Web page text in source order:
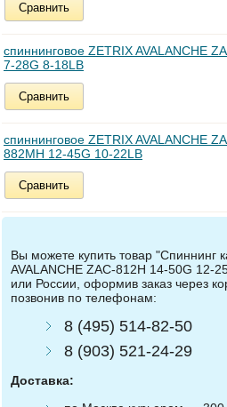
Сравнить
спиннинговое ZETRIX AVALANCHE
7-28G 8-18LB
Сравнить
спиннинговое ZETRIX AVALANCHE
882MH 12-45G 10-22LB
Сравнить
Вы можете купить товар "Спиннинг
AVALANCHE ZAC-812H 14-50G 12-
или России, оформив заказ через
позвонив по телефонам:
8 (495) 514-82-50
8 (903) 521-24-29
Доставка: